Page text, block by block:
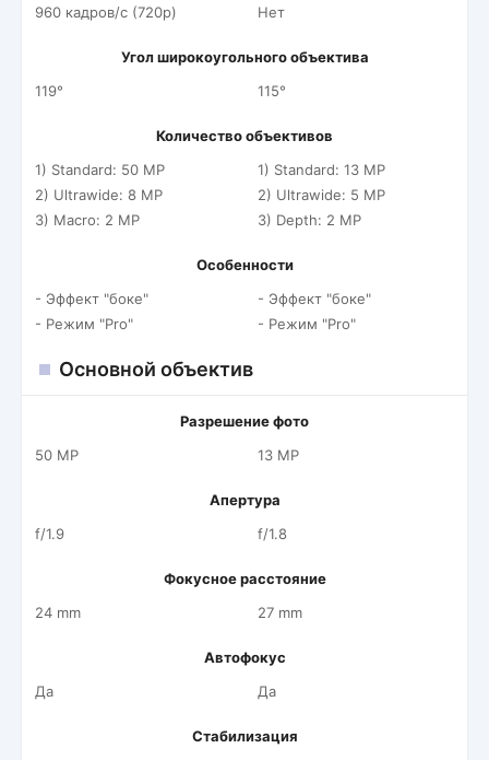
960 кадров/c (720p)
Нет
Угол широкоугольного объектива
119°
115°
Количество объективов
1) Standard: 50 MP
2) Ultrawide: 8 MP
3) Macro: 2 MP
1) Standard: 13 MP
2) Ultrawide: 5 MP
3) Depth: 2 MP
Особенности
- Эффект "боке"
- Режим "Pro"
- Эффект "боке"
- Режим "Pro"
Основной объектив
Разрешение фото
50 MP
13 MP
Апертура
f/1.9
f/1.8
Фокусное расстояние
24 mm
27 mm
Автофокус
Да
Да
Стабилизация